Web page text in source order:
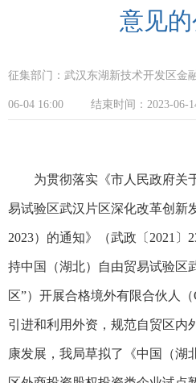
意见
征集部门：武汉东湖新技术开发区金
06-04 16:00 结束时间：2023-06-
为贯彻落实《市人民政府关
易试验区武汉片区深化改革创新
2023）的通知》（武政〔2021〕
持中国（湖北）自由贸易试验区
区”）开展合格境外有限合伙人
引进和利用外资，规范自贸区内
康发展，我局草拟了《中国（湖